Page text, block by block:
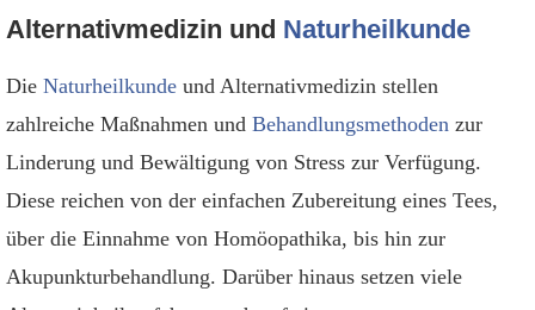
Alternativmedizin und Naturheilkunde
Die Naturheilkunde und Alternativmedizin stellen
zahlreiche Maßnahmen und Behandlungsmethoden zur
Linderung und Bewältigung von Stress zur Verfügung.
Diese reichen von der einfachen Zubereitung eines Tees,
über die Einnahme von Homöopathika, bis hin zur
Akupunkturbehandlung. Darüber hinaus setzen viele